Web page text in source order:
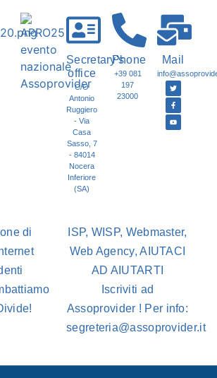
Secretary's
office
C/O
Antonio
Ruggiero
- Via
Casa
Sasso, 7
- 84014
Nocera
Inferiore
(SA)
Phone
+39 081
197
23000
Mail
di
ISP, WISP, Webmaster,
Web Agency, AIUTACI
AD AIUTARTI
Iscriviti ad
Assoprovider ! Per info:
segreteria@assoprovider.it